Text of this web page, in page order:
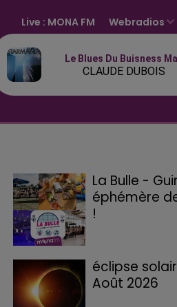
Live : MONA FM Webradios
Le Blues Du Buisness
CLAUDE DUBOIS
La Bulle -
éphémère
!
éclipse
Août 2026